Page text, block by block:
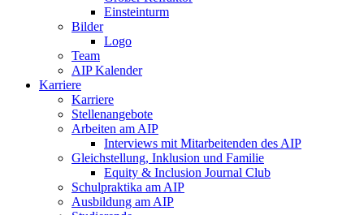
Einsteinturm
Bilder
Logo
Team
AIP Kalender
Karriere
Karriere
Stellenangebote
Arbeiten am AIP
Interviews mit Mitarbeitenden des AIP
Gleichstellung, Inklusion und Familie
Equity & Inclusion Journal Club
Schulpraktika am AIP
Ausbildung am AIP